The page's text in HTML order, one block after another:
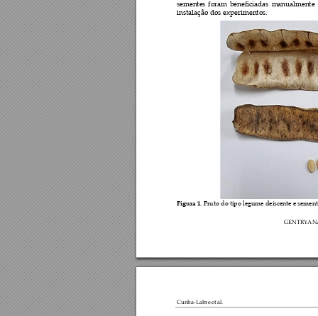
sementes foram beneficiadas manualmente
instalação dos experimentos.
Figura 1. Fruto do tipo legume deiscente e
Cunha-Labre et al.